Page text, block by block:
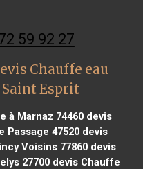
59 92 27
Chauffe eau
Esprit
à Marnaz 74460devis
Passage 47520devis
Voisins 77860devis
27700devis Chauffe